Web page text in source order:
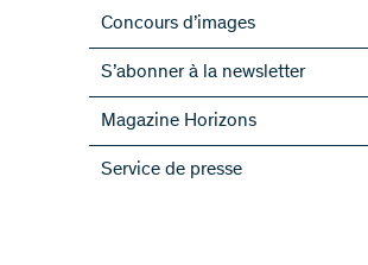
Concours d’images
S’abonner à la newsletter
S’abonner à la newsletter du FNS
S’abonner aux newsletter des PRN
ScienceGeist
Magazine Horizons
Service de presse